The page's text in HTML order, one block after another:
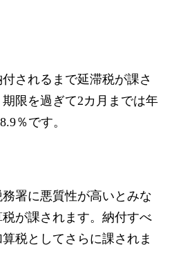
されるまで延滞税が課さ
限を過ぎて2カ月までは年
％です。
署に悪質性が高いとみな
が課されます。納付すべ
税としてさらに課されま